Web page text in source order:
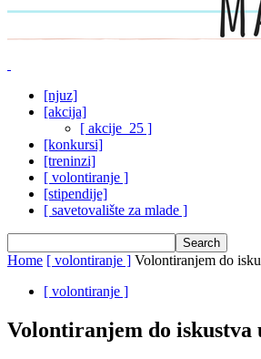
[njuz]
[akcija]
[ akcije_25 ]
[konkursi]
[treninzi]
[ volontiranje ]
[stipendije]
[ savetovalište za mlade ]
Home [ volontiranje ] Volontiranjem do
[ volontiranje ]
Volontiranjem do